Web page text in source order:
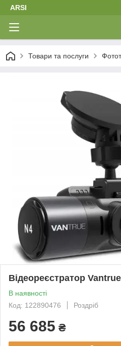
ARSI
Товари та послуги
Відеореєстратор
В наявності
Код: 122890476
Роздріб
56 685 ₴